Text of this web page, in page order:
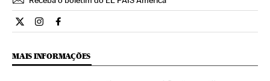
Cultura El País Brasil en Twitter
Cultura El País Brasil en Instagram
Cultura El País Brasil en Facebook
MAIS INFORMAÇÕES